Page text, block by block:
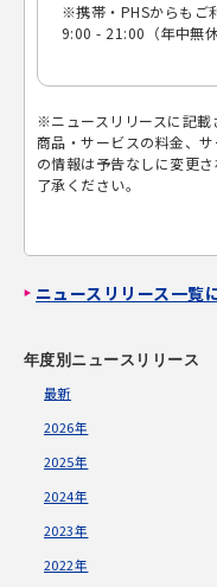
※携帯・PHSからもご
9:00 - 21:00（年中無休
※ニュースリリースに記載
商品・サービスの料金、
の情報は予告なしに変更
了承ください。
ニュースリリース一覧
年度別ニュースリリース
最新
2026年
2025年
2024年
2023年
2022年